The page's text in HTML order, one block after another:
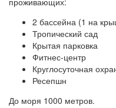
2 бассейна (1 на
Тропический сад
Крытая парковка
Фитнес-центр
Круглосуточная
Ресепшн
До моря 1000 метров.